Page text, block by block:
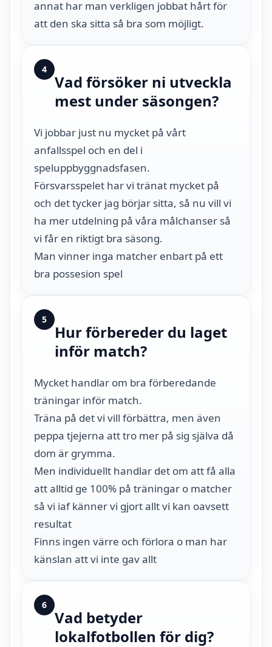
annat har man verkligen jobbat hårt för
att den ska sitta så bra som möjligt.
4
Vad försöker ni utveckla
mest under säsongen?
Vi jobbar just nu mycket på vårt
anfallsspel och en del i
speluppbyggnadsfasen.
Försvarsspelet har vi tränat mycket på
och det tycker jag börjar sitta, så nu vill vi
ha mer utdelning på våra målchanser så
vi får en riktigt bra säsong.
Man vinner inga matcher enbart på ett
bra possesion spel
5
Hur förbereder du laget
inför match?
Mycket handlar om bra förberedande
träningar inför match.
Träna på det vi vill förbättra, men även
peppa tjejerna att tro mer på sig själva då
dom är grymma.
Men individuellt handlar det om att få alla
att alltid ge 100% på träningar o matcher
så vi iaf känner vi gjort allt vi kan oavsett
resultat
Finns ingen värre och förlora o man har
känslan att vi inte gav allt
6
Vad betyder
lokalfotbollen för dig?